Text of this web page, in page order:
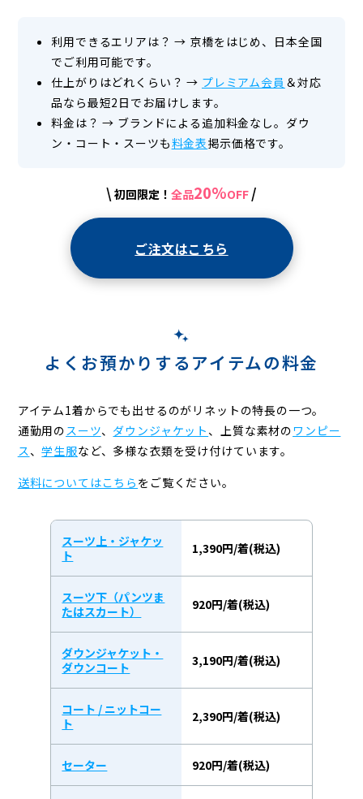
利用できるエリアは？ → 京橋をはじめ、日本全国
でご利用可能です。
仕上がりはどれくらい？ → プレミアム会員 ＆対応
品なら最短2日でお届けします。
料金は？ → ブランドによる追加料金なし。ダウ
ン・コート・スーツも料金表掲示価格です。
\ 初回限定！ 全品20%OFF /
ご注文はこちら
よくお預かりするアイテムの料金
アイテム1着からでも出せるのがリネットの特長の一つ。
通勤用のスーツ、 ダウンジャケット 、上質な素材のワンピー
ス、学生服など、 多様な衣類を受け付けています。
送料についてはこちら をご覧ください。
スーツ上・ジャケッ
ト
1,390円/着(税込)
スーツ下（パンツま
たはスカート）
920円/着(税込)
ダウンジャケット・
ダウンコート
3,190円/着(税込)
コート / ニットコー
ト
2,390円/着(税込)
セーター 920円/着(税込)